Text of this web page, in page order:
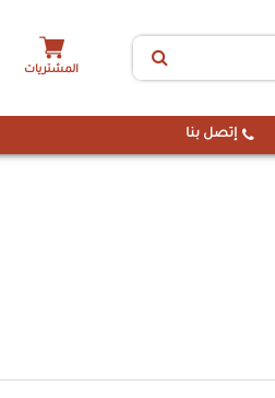
المشتريات
إتصل بنا